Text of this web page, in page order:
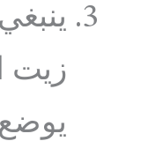
زيت